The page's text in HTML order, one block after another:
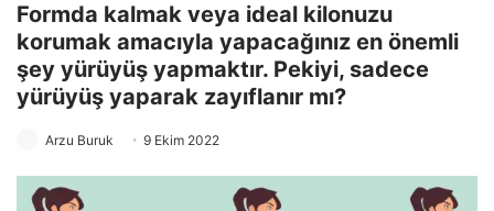
Formda kalmak veya ideal kilonuzu
korumak amacıyla yapacağınız en önemli
şey yürüyüş yapmaktır. Pekiyi, sadece
yürüyüş yaparak zayıflanır mı?
Arzu Buruk 9 Ekim 2022